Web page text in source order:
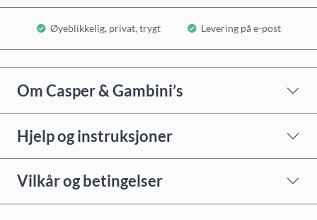
Øyeblikkelig, privat, trygt Levering på e-post
Om Casper & Gambini’s
Hjelp og instruksjoner
Vilkår og betingelser